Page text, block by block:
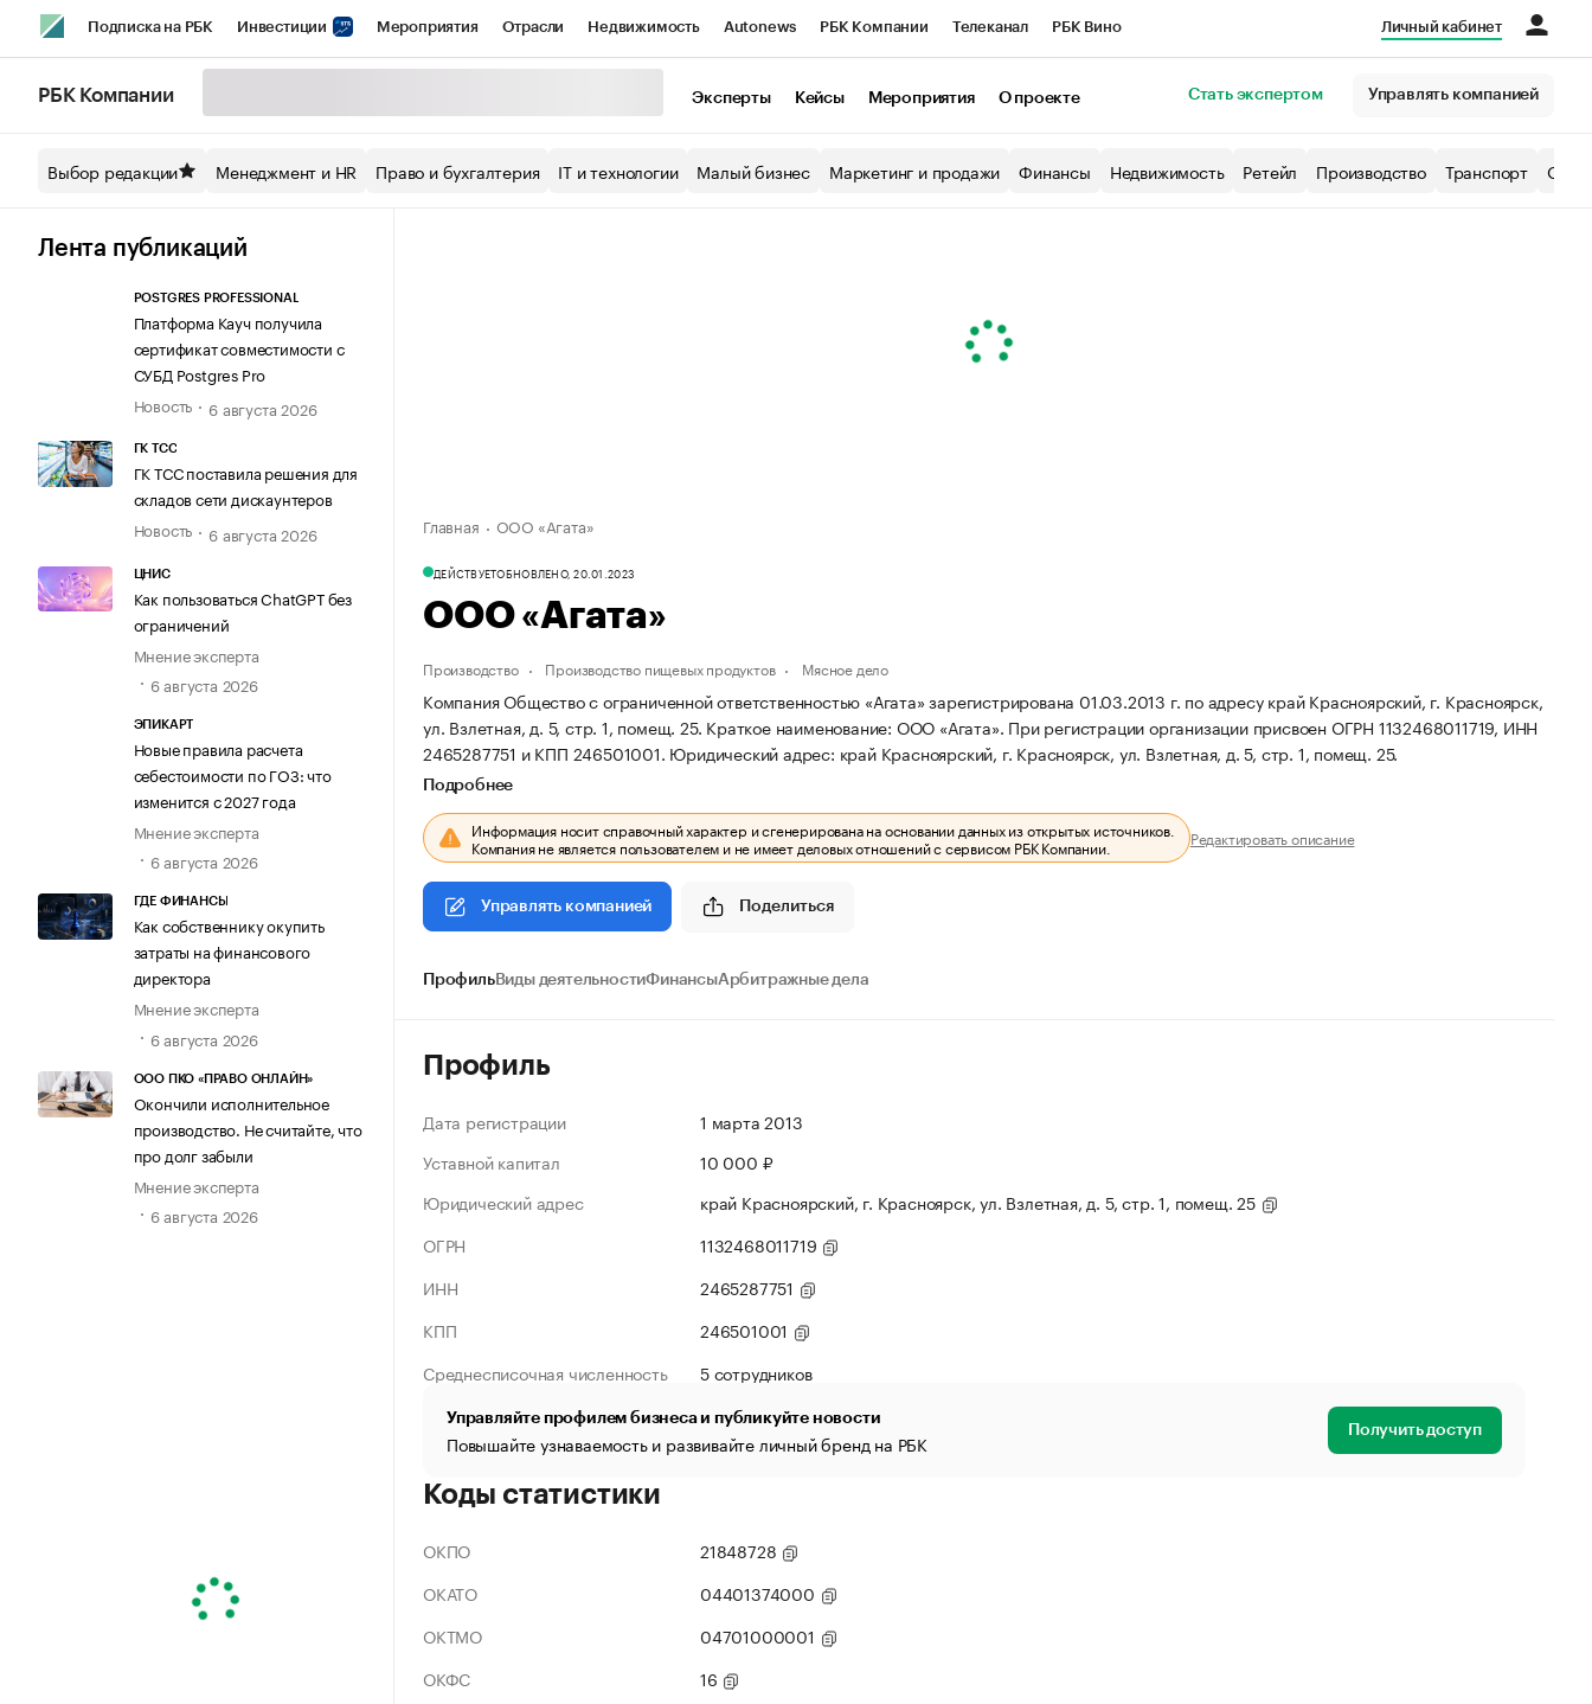
Подписка на РБК Инвестиции Мероприятия Отрасли Недвижимость Autonews РБК Компании Телеканал РБК Вино
Спецпроекты СПб Конференции СПб Спецпроекты Экономика Бизнес
Технологии и медиа
Личный кабинет
РБК Компании Эксперты Кейсы Мероприятия О проекте Стать экспертом Управлять компанией
Выбор редакции Менеджмент и HR Право и бухгалтерия IT и технологии Малый бизнес Маркетинг и продажи Финансы Недвижимость Ретейл Производство Транспорт
Лента публикаций
POSTGRES PROFESSIONAL
Платформа Кауч получила
сертификат совместимости с
СУБД Postgres Pro
Новость
6 августа 2026
ГК ТСС
ГК ТСС поставила решения для
складов сети дискаунтеров
Новость
6 августа 2026
ЦНИС
Как пользоваться ChatGPT без
ограничений
Мнение эксперта
6 августа 2026
ЭПИКАРТ
Новые правила расчета
себестоимости по ГОЗ: что
изменится с 2027 года
Мнение эксперта
6 августа 2026
ГДЕ ФИНАНСЫ
Как собственнику окупить
затраты на финансового
директора
Мнение эксперта
6 августа 2026
ООО ПКО «ПРАВО ОНЛАЙН»
Окончили исполнительное
производство. Не считайте, что
про долг забыли
Мнение эксперта
6 августа 2026
Главная ООО «Агата»
ДЕЙСТВУЕТОБНОВЛЕНО, 20.01.2023
ООО «Агата»
Производство Производство пищевых продуктов Мясное дело
Компания Общество с ограниченной ответственностью «Агата» зарегистрирована 01.03.2013 г. по адресу край Красноярский, г. Красноярск,
ул. Взлетная, д. 5, стр. 1, помещ. 25. Краткое наименование: ООО «Агата». При регистрации организации присвоен ОГРН 1132468011719, ИНН
2465287751 и КПП 246501001. Юридический адрес: край Красноярский, г. Красноярск, ул. Взлетная, д. 5, стр. 1, помещ. 25.
Подробнее
Информация носит справочный характер и сгенерирована на основании данных из открытых источников.
Компания не является пользователем и не имеет деловых отношений с сервисом РБК Компании. Редактировать описание
Управлять компанией Поделиться
ПрофильВиды деятельностиФинансыАрбитражные дела
Профиль
Дата регистрации
1 марта 2013
Уставной капитал
10 000 ₽
Юридический адрес
край Красноярский, г. Красноярск, ул. Взлетная, д. 5, стр. 1, помещ. 25
ОГРН
1132468011719
ИНН
2465287751
КПП
246501001
Среднесписочная численность
5 сотрудников
Управляйте профилем бизнеса и публикуйте новости
Повышайте узнаваемость и развивайте личный бренд на РБК Получить доступ
Коды статистики
ОКПО
21848728
ОКАТО
04401374000
ОКТМО
04701000001
ОКФС
16